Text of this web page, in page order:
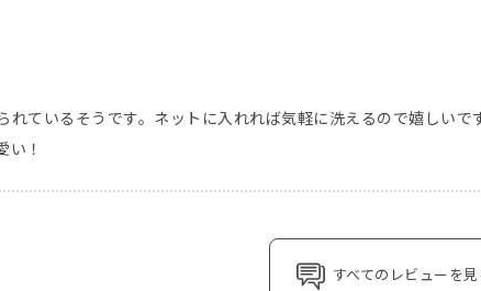
ているそうです。ネットに入れれば気軽に洗えるので嬉しいで
！
すべてのレビューを見